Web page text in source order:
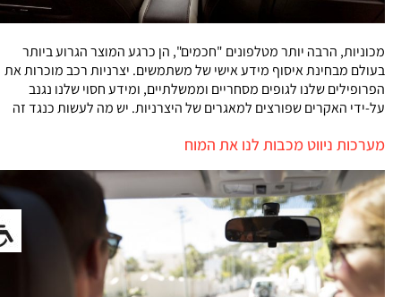
מכוניות, הרבה יותר מטלפונים "חכמים", הן כרגע המוצר הגרוע ביותר
בעולם מבחינת איסוף מידע אישי של משתמשים. יצרניות רכב מוכרות את
הפרופילים שלנו לגופים מסחריים וממשלתיים, ומידע חסוי שלנו נגנב
על-ידי האקרים שפורצים למאגרים של היצרניות. יש מה לעשות כנגד זה
מערכות ניווט מכבות לנו את המוח